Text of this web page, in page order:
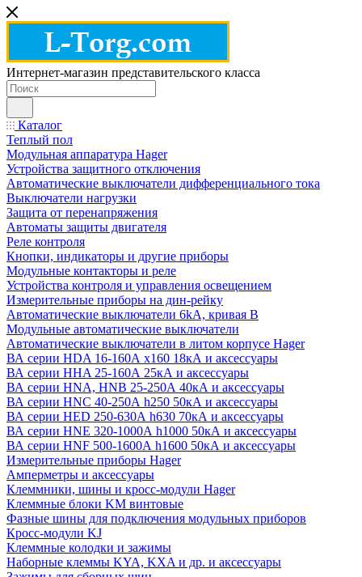
Интернет-магазин представительского класса
Каталог
Теплый пол
Модульная аппаратура Hager
Устройства защитного отключения
Автоматические выключатели дифференциального тока
Выключатели нагрузки
Защита от перенапряжения
Автоматы защиты двигателя
Реле контроля
Кнопки, индикаторы и другие приборы
Модульные контакторы и реле
Устройства контроля и управления освещением
Измерительные приборы на дин-рейку
Автоматические выключатели 6kA, кривая В
Модульные автоматические выключатели
Автоматические выключатели в литом корпусе Hager
ВА серии HDA 16-160А x160 18кА и аксессуары
ВА серии HHA 25-160А 25кА и аксессуары
ВА серии HNA, HNB 25-250А 40кА и аксессуары
ВА серии HNC 40-250А h250 50кА и аксессуары
ВА серии HED 250-630А h630 70кА и аксессуары
ВА серии HNE 320-1000А h1000 50кА и аксессуары
ВА серии HNF 500-1600А h1600 50кА и аксессуары
Измерительные приборы Hager
Амперметры и аксессуары
Клеммники, шины и кросс-модули Hager
Клеммные блоки KM винтовые
Фазные шины для подключения модульных приборов
Кросс-модули KJ
Клеммные колодки и зажимы
Наборные клеммы KYA, KXA и др. и аксессуары